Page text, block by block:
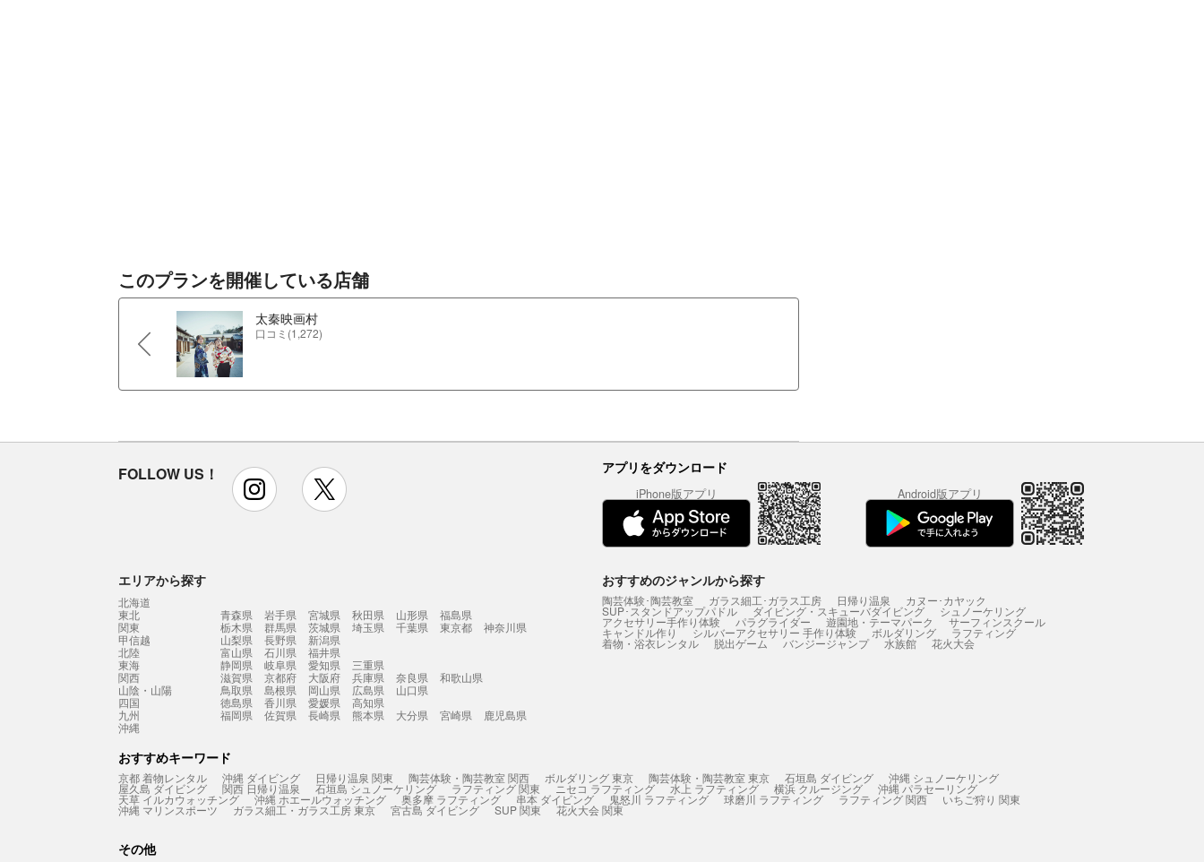
このプランを開催している店舗
太秦映画村
口コミ(1,272)
FOLLOW US！ instagram アプリをダウンロード
iPhone版アプリ Android版アプリ
エリアから探す
北海道
東北
青森県 岩手県 宮城県 秋田県 山形県
福島県
関東
栃木県 群馬県 茨城県 埼玉県 千葉県 東京都
神奈川県
甲信越
山梨県 長野県
新潟県
北陸
富山県 石川県
福井県
東海
静岡県 岐阜県 愛知県
三重県
関西
滋賀県 京都府 大阪府 兵庫県 奈良県
和歌山県
山陰・山陽
鳥取県 島根県 岡山県 広島県
山口県
四国
徳島県 香川県 愛媛県
高知県
九州
福岡県 佐賀県 長崎県 熊本県 大分県 宮崎県
鹿児島県
沖縄
おすすめのジャンルから探す
陶芸体験･陶芸教室 ガラス細工･ガラス工房 日帰り温泉 カヌー･カヤック
SUP･スタンドアップパドル ダイビング・スキューバダイビング シュノーケリング
アクセサリー手作り体験 パラグライダー 遊園地・テーマパーク サーフィンスクール
キャンドル作り シルバーアクセサリー 手作り体験 ボルダリング ラフティング
着物・浴衣レンタル 脱出ゲーム バンジージャンプ 水族館 花火大会
おすすめキーワード
京都 着物レンタル 沖縄 ダイビング 日帰り温泉 関東 陶芸体験・陶芸教室 関西 ボルダリング 東京 陶芸体験・陶芸教室 東京 石垣島 ダイビング 沖縄 シュノーケリング
屋久島 ダイビング 関西 日帰り温泉 石垣島 シュノーケリング ラフティング 関東 ニセコ ラフティング 水上 ラフティング 横浜 クルージング 沖縄 パラセーリング
天草 イルカウォッチング 沖縄 ホエールウォッチング 奥多摩 ラフティング 串本 ダイビング 鬼怒川 ラフティング 球磨川 ラフティング ラフティング 関西 いちご狩り 関東
沖縄 マリンスポーツ ガラス細工・ガラス工房 東京 宮古島 ダイビング SUP 関東 花火大会 関東
その他